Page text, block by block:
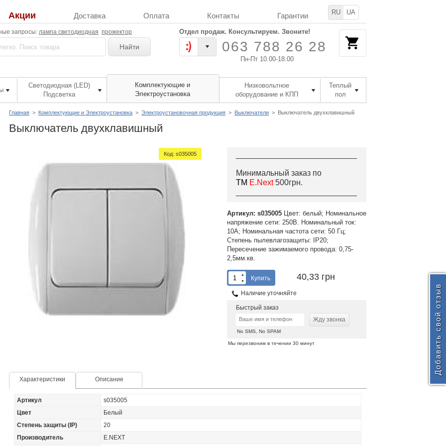
RU UA
Акции Доставка Оплата Контакты Гарантии
запросы: лампа светодиодная прожектор
Найти
Отдел продаж. Консультируем. Звоните!
063 788 26 28
Пн-Пт 10.00-18.00
Светодиодная (LED)
Подсветка
Комплектующие и
Электроустановка
Низковольтное
оборудование и КПП
Теплый
пол
Главная > Комплектующие и Электроустановка > Электроустановочная продукция > Выключатели > Выключатель двухклавишный
Выключатель двухклавишный
Код: s035005
Минимальный заказ по
ТМ E.Next 500грн.
Артикул: s035005 Цвет: белый; Номинальное
напряжение сети: 250В. Номинальный ток:
10А; Номинальная частота сети: 50 Гц;
Степень пылевлагозащиты: IP20;
Пересечение зажимаемого провода: 0,75-
2,5мм.кв.
▲
▼
Купить 40,33 грн
Наличие уточняйте
Быстрый заказ
Жду звонка
No SMS, No SPAM
Мы перезвоним в течении 30 минут
Характеристики Описание
Артикул
s035005
Цвет
Белый
Степень защиты (IP)
20
Производитель
E.NEXT
Добавить свой отзыв